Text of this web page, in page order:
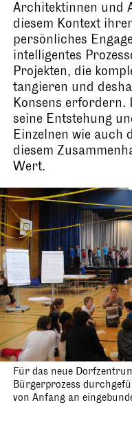
Architektinnen und
diesem Kontext
persönliches
intelligentes
Projekten, die
tangieren und
Konsens erfordern.
seine Entstehung
Einzelnen wie auch
diesem
Wert.
Für das neue
Bürgerprozess
von Anfang an